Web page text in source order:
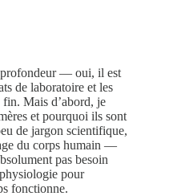
profondeur — oui, il est
de laboratoire et les
fin. Mais d’abord, je
et pourquoi ils sont
de jargon scientifique,
du corps humain —
pas besoin
pour
fonctionne.